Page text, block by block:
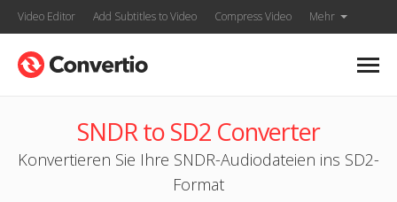
Video Editor Add Subtitles to Video Compress Video Mehr
SNDR to SD2 Converter
Konvertieren Sie Ihre SNDR-Audiodateien ins SD2-
Format